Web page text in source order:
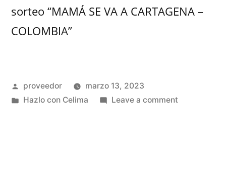
sorteo “MAMÁ SE VA A CARTAGENA –
COLOMBIA”
proveedor
marzo 13, 2023
Hazlo con Celima
Leave a comment